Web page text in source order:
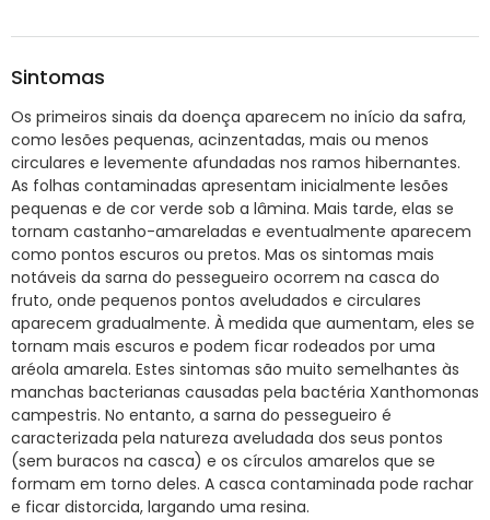
Sintomas
Os primeiros sinais da doença aparecem no início da safra,
como lesões pequenas, acinzentadas, mais ou menos
circulares e levemente afundadas nos ramos hibernantes.
As folhas contaminadas apresentam inicialmente lesões
pequenas e de cor verde sob a lâmina. Mais tarde, elas se
tornam castanho-amareladas e eventualmente aparecem
como pontos escuros ou pretos. Mas os sintomas mais
notáveis da sarna do pessegueiro ocorrem na casca do
fruto, onde pequenos pontos aveludados e circulares
aparecem gradualmente. À medida que aumentam, eles se
tornam mais escuros e podem ficar rodeados por uma
aréola amarela. Estes sintomas são muito semelhantes às
manchas bacterianas causadas pela bactéria Xanthomonas
campestris. No entanto, a sarna do pessegueiro é
caracterizada pela natureza aveludada dos seus pontos
(sem buracos na casca) e os círculos amarelos que se
formam em torno deles. A casca contaminada pode rachar
e ficar distorcida, largando uma resina.